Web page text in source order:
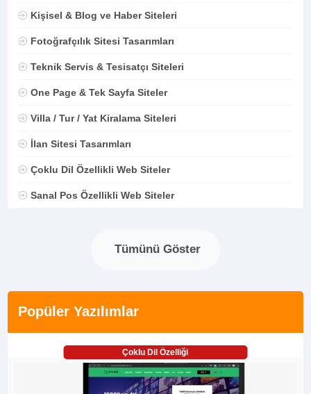
Kişisel & Blog ve Haber Siteleri
Fotoğrafçılık Sitesi Tasarımları
Teknik Servis & Tesisatçı Siteleri
One Page & Tek Sayfa Siteler
Villa / Tur / Yat Kiralama Siteleri
İlan Sitesi Tasarımları
Çoklu Dil Özellikli Web Siteler
Sanal Pos Özellikli Web Siteler
Tümünü Göster
Popüler Yazılımlar
Çoklu Dil Özelliği